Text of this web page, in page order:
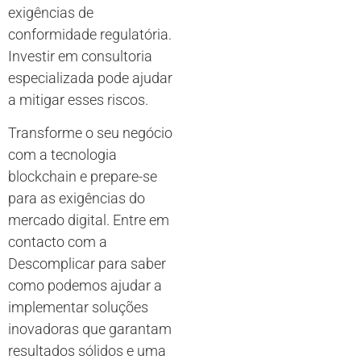
exigências de
conformidade regulatória.
Investir em consultoria
especializada pode ajudar
a mitigar esses riscos.
Transforme o seu negócio
com a tecnologia
blockchain e prepare-se
para as exigências do
mercado digital. Entre em
contacto com a
Descomplicar para saber
como podemos ajudar a
implementar soluções
inovadoras que garantam
resultados sólidos e uma